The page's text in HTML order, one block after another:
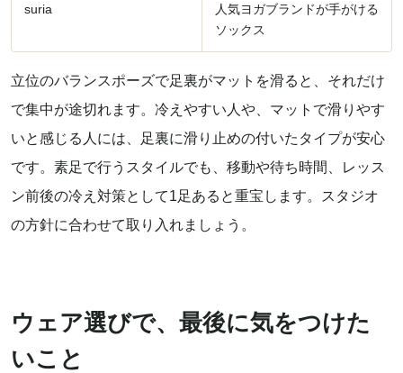
suria
人気ヨガブランドが手がける
ソックス
立位のバランスポーズで足裏がマットを滑ると、それだけ
で集中が途切れます。冷えやすい人や、マットで滑りやす
いと感じる人には、足裏に滑り止めの付いたタイプが安心
です。素足で行うスタイルでも、移動や待ち時間、レッス
ン前後の冷え対策として1足あると重宝します。スタジオ
の方針に合わせて取り入れましょう。
ウェア選びで、最後に気をつけた
いこと